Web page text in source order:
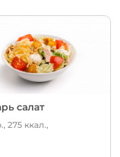
салат
275 ккал.,